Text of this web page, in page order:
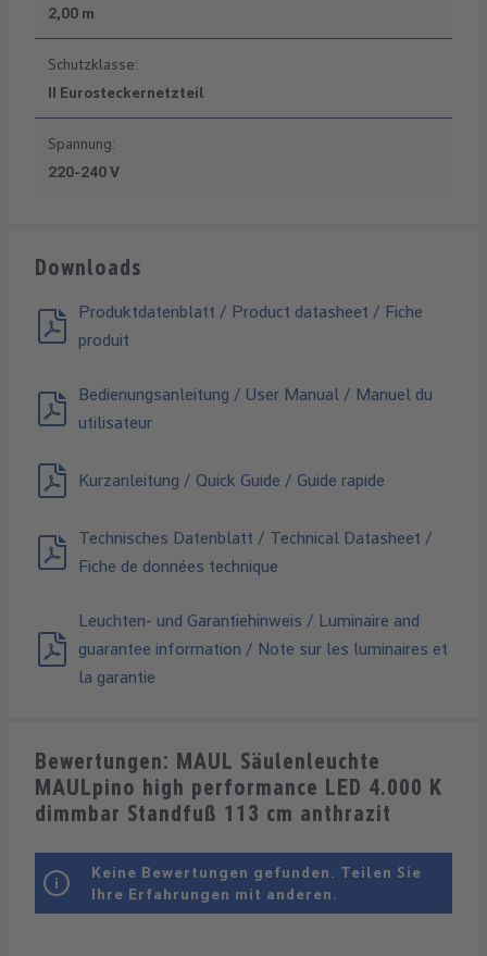
2,00 m
Schutzklasse:
II Eurosteckernetzteil
Spannung:
220-240 V
Downloads
Produktdatenblatt / Product datasheet / Fiche
produit
Bedienungsanleitung / User Manual / Manuel du
utilisateur
Kurzanleitung / Quick Guide / Guide rapide
Technisches Datenblatt / Technical Datasheet /
Fiche de données technique
Leuchten- und Garantiehinweis / Luminaire and
guarantee information / Note sur les luminaires et
la garantie
Bewertungen: MAUL Säulenleuchte
MAULpino high performance LED 4.000 K
dimmbar Standfuß 113 cm anthrazit
Keine Bewertungen gefunden. Teilen Sie
Ihre Erfahrungen mit anderen.